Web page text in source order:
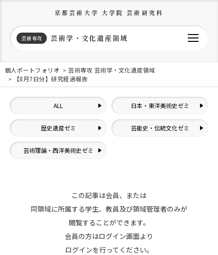
京都芸術大学 大学院 芸術研究科
芸術専攻 芸術学・文化遺産領域
個人ポートフォリオ
芸術専攻 芸術学・文化遺産領域
【8月7日分】研究経過報告
ALL 日本・東洋美術史ゼミ
歴史遺産ゼミ 芸能史・伝統文化ゼミ
芸術理論・西洋美術史ゼミ
この記事は会員、または
同領域に所属する学生、教員及び領域管理者のみが
閲覧することができます。
会員の方はログイン画面より
ログインを行ってください。